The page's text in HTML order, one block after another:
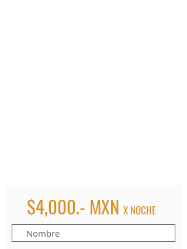
$4,000.- MXN X NOCHE